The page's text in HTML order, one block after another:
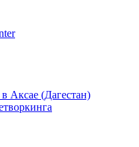
Аксае (Дагестан)